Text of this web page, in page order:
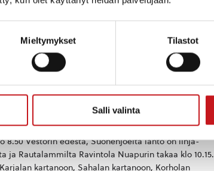
Mieltymykset Tilastot
Salli valinta
vapaa-ajan asukkaiden näkökulmasta. Kahvitarjoilu
Pohjois-Savo, Suomi
tutustumisretkiä sisäsavolaiseen kulttuuriin.
sunnuntaina 6.9.2026. Linja-auto lähtee
8.50 Vestorin edestä, Suonenjoelta lähtö on linja-
ja Rautalammilta Ravintola Nuapurin takaa klo 10.15.
kartanoon, Sahalan kartanoon, Korholan